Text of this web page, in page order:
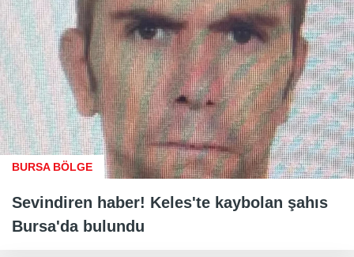
BURSA BÖLGE
Sevindiren haber! Keles'te kaybolan şahıs
Bursa'da bulundu